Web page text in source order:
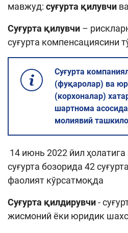
мавжуд: суғурта қилувчи ва
Суғурта қилувчи –
суғурта компенсациясини
Суғурта
(фуқаролар) ва
(корхоналар)
шартнома асосида
молиявий
14 июнь 2022 йил ҳолатига
суғурта бозорида 42
фаолият кўрсатмоқда
Суғурта қилдирувчи-
жисмоний ёки юридик